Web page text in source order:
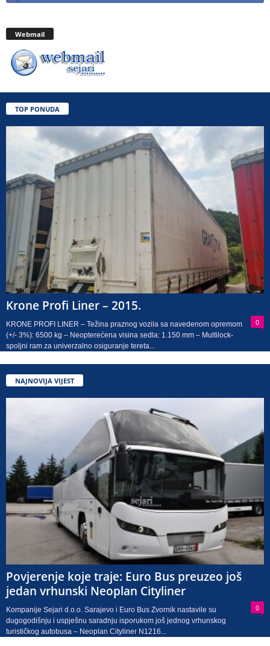
Webmail
TOP PONUDA
Krone Profi Liner – 2015.
0
KRONE PROFI LINER – Težina praznog vozila sa navedenom opremom
(+/- 3%): 6500 kg – Neopterećena visina sedla: 1.150 mm – Multilock-
spoljni ram za univerzalno osiguranje tereta...
NAJNOVIJA VIJEST
Povjerenje koje traje: Euro Bus preuzeo još
jedan vrhunski Neoplan Cityliner
0
Kompanije Sejari d.o.o. Sarajevo i Euro Bus Zvornik nastavile su
dugogodišnju i uspješnu saradnju isporukom još jednog vrhunskog
turističkog autobusa – Neoplan Cityliner N1216...